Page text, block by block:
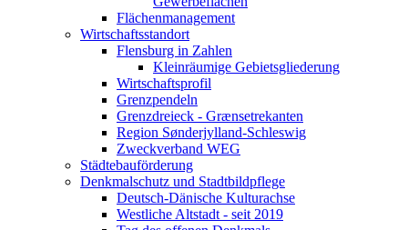
Flächenmanagement
Wirtschaftsstandort
Flensburg in Zahlen
Kleinräumige Gebietsgliederung
Wirtschaftsprofil
Grenzpendeln
Grenzdreieck - Grænsetrekanten
Region Sønderjylland-Schleswig
Zweckverband WEG
Städtebauförderung
Denkmalschutz und Stadtbildpflege
Deutsch-Dänische Kulturachse
Westliche Altstadt - seit 2019